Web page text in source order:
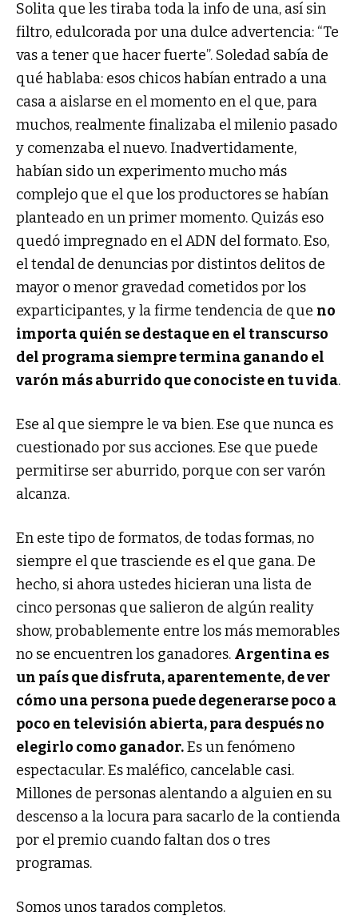
Solita que les tiraba toda la info de una, así sin
filtro, edulcorada por una dulce advertencia: “Te
vas a tener que hacer fuerte”. Soledad sabía de
qué hablaba: esos chicos habían entrado a una
casa a aislarse en el momento en el que, para
muchos, realmente finalizaba el milenio pasado
y comenzaba el nuevo. Inadvertidamente,
habían sido un experimento mucho más
complejo que el que los productores se habían
planteado en un primer momento. Quizás eso
quedó impregnado en el ADN del formato. Eso,
el tendal de denuncias por distintos delitos de
mayor o menor gravedad cometidos por los
exparticipantes, y la firme tendencia de que no
importa quién se destaque en el transcurso
del programa siempre termina ganando el
varón más aburrido que conociste en tu vida.
Ese al que siempre le va bien. Ese que nunca es
cuestionado por sus acciones. Ese que puede
permitirse ser aburrido, porque con ser varón
alcanza.
En este tipo de formatos, de todas formas, no
siempre el que trasciende es el que gana. De
hecho, si ahora ustedes hicieran una lista de
cinco personas que salieron de algún reality
show, probablemente entre los más memorables
no se encuentren los ganadores. Argentina es
un país que disfruta, aparentemente, de ver
cómo una persona puede degenerarse poco a
poco en televisión abierta, para después no
elegirlo como ganador.Es un fenómeno
espectacular. Es maléfico, cancelable casi.
Millones de personas alentando a alguien en su
descenso a la locura para sacarlo de la contienda
por el premio cuando faltan dos o tres
programas.
Somos unos tarados completos.